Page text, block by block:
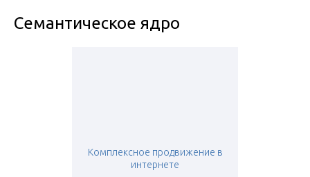
Семантическое ядро
Комплексное продвижение в
интернете